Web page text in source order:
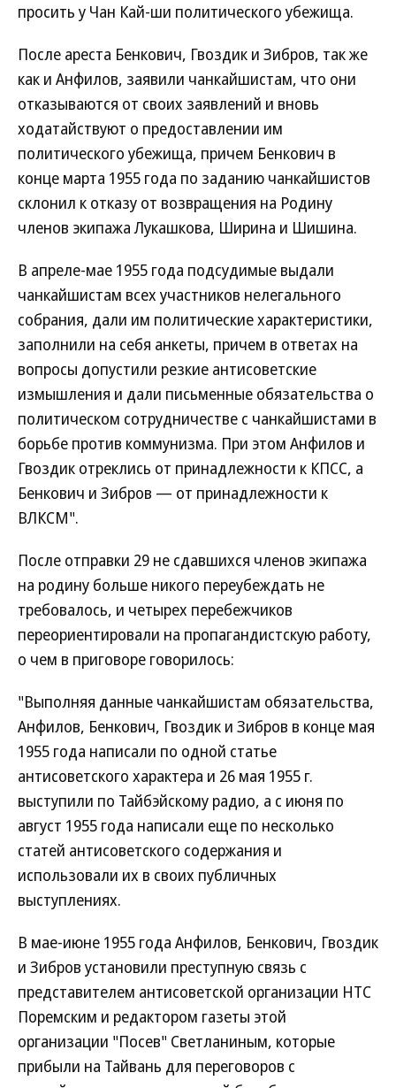
просить у Чан Кай-ши политического убежища.
После ареста Бенкович, Гвоздик и Зибров, так же
как и Анфилов, заявили чанкайшистам, что они
отказываются от своих заявлений и вновь
ходатайствуют о предоставлении им
политического убежища, причем Бенкович в
конце марта 1955 года по заданию чанкайшистов
склонил к отказу от возвращения на Родину
членов экипажа Лукашкова, Ширина и Шишина.
В апреле-мае 1955 года подсудимые выдали
чанкайшистам всех участников нелегального
собрания, дали им политические характеристики,
заполнили на себя анкеты, причем в ответах на
вопросы допустили резкие антисоветские
измышления и дали письменные обязательства о
политическом сотрудничестве с чанкайшистами в
борьбе против коммунизма. При этом Анфилов и
Гвоздик отреклись от принадлежности к КПСС, а
Бенкович и Зибров — от принадлежности к
ВЛКСМ".
После отправки 29 не сдавшихся членов экипажа
на родину больше никого переубеждать не
требовалось, и четырех перебежчиков
переориентировали на пропагандистскую работу,
о чем в приговоре говорилось:
"Выполняя данные чанкайшистам обязательства,
Анфилов, Бенкович, Гвоздик и Зибров в конце мая
1955 года написали по одной статье
антисоветского характера и 26 мая 1955 г.
выступили по Тайбэйскому радио, а с июня по
август 1955 года написали еще по несколько
статей антисоветского содержания и
использовали их в своих публичных
выступлениях.
В мае-июне 1955 года Анфилов, Бенкович, Гвоздик
и Зибров установили преступную связь с
представителем антисоветской организации НТС
Поремским и редактором газеты этой
организации "Посев" Светланиным, которые
прибыли на Тайвань для переговоров с